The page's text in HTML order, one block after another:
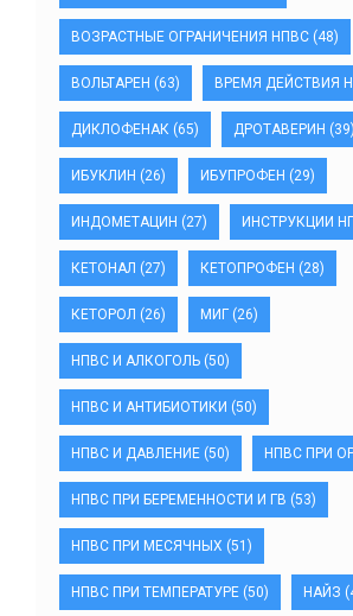
ВОЗРАСТНЫЕ ОГРАНИЧЕНИЯ НПВС (48)
ВОЛЬТАРЕН (63) ВРЕМЯ ДЕЙСТВИЯ
ДИКЛОФЕНАК (65) ДРОТАВЕРИН (39)
ИБУКЛИН (26) ИБУПРОФЕН (29)
ИНДОМЕТАЦИН (27) ИНСТРУКЦИИ
КЕТОНАЛ (27) КЕТОПРОФЕН (28)
КЕТОРОЛ (26) МИГ (26)
НПВС И АЛКОГОЛЬ (50)
НПВС И АНТИБИОТИКИ (50)
НПВС И ДАВЛЕНИЕ (50) НПВС ПРИ
НПВС ПРИ БЕРЕМЕННОСТИ И ГВ (53)
НПВС ПРИ МЕСЯЧНЫХ (51)
НПВС ПРИ ТЕМПЕРАТУРЕ (50) НАЙЗ